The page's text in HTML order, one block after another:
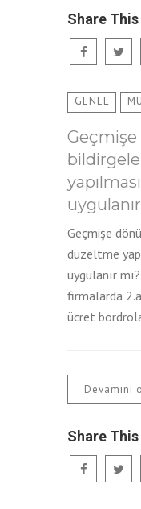
Share This
GENEL
Geçmişe
düzeltme
uygulanır
firmalarda
ücret
Devamını
Share This